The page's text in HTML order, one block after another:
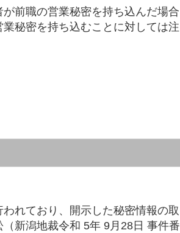
前職の営業秘密を持ち込んだ場合
秘密を持ち込むことに対しては注
れており、開示した秘密情報の取
新潟地裁令和 5年 9月28日 事件番